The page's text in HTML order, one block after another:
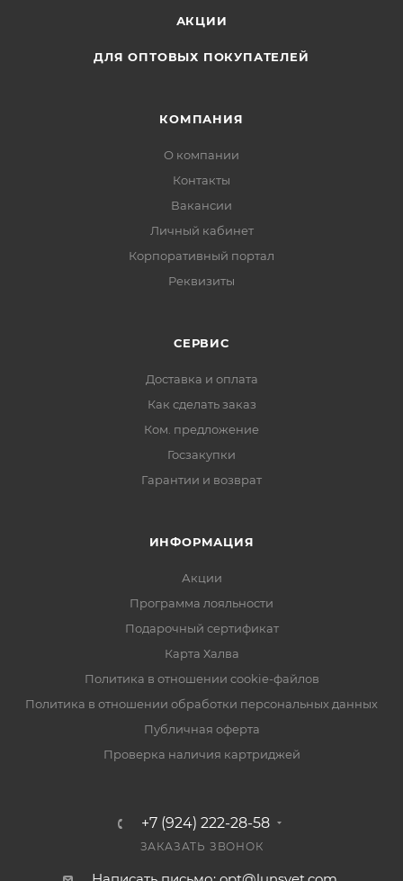
АКЦИИ
ДЛЯ ОПТОВЫХ ПОКУПАТЕЛЕЙ
КОМПАНИЯ
О компании
Контакты
Вакансии
Личный кабинет
Корпоративный портал
Реквизиты
СЕРВИС
Доставка и оплата
Как сделать заказ
Ком. предложение
Госзакупки
Гарантии и возврат
ИНФОРМАЦИЯ
Акции
Программа лояльности
Подарочный сертификат
Карта Халва
Политика в отношении cookie-файлов
Политика в отношении обработки персональных данных
Публичная оферта
Проверка наличия картриджей
+7 (924) 222-28-58
ЗАКАЗАТЬ ЗВОНОК